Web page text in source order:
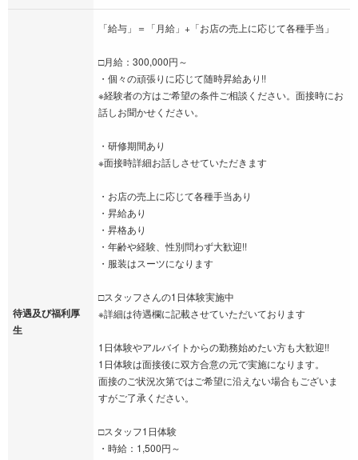
待遇及び福利厚
生
「給与」＝「月給」+「お店の売上に応じて各種手当」
□月給：300,000円～
・個々の頑張りに応じて随時昇給あり!!
※経験者の方はご希望の条件ご相談ください。面接時にお
話しお聞かせください。
・研修期間あり
※面接時詳細お話しさせていただきます
・お店の売上に応じて各種手当あり
・昇給あり
・昇格あり
・年齢や経験、性別問わず大歓迎!!
・服装はスーツになります
□スタッフさんの1日体験実施中
※詳細は待遇欄に記載させていただいております
1日体験やアルバイトからの勤務始めたい方も大歓迎!!
1日体験は面接後に双方合意の元で実施になります。
面接のご状況次第ではご希望に沿えない場合もございま
すがご了承ください。
□スタッフ1日体験
・時給：1,500円～